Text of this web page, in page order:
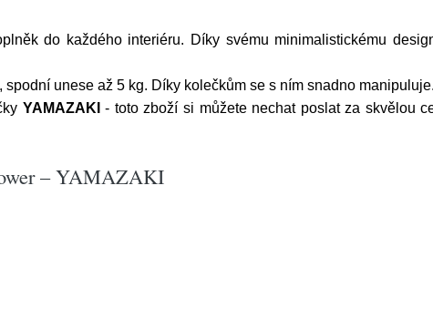
do každého interiéru. Díky svému minimalistickému
unese až 5 kg. Díky kolečkům se s ním snadno manipuluje.
YAMAZAKI - toto zboží si můžete nechat poslat za skvělou
– YAMAZAKI